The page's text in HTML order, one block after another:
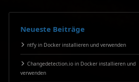
Neueste Beiträge
ntfy in Docker installieren und verwenden
Changedetection.io in Docker installieren und
verwenden